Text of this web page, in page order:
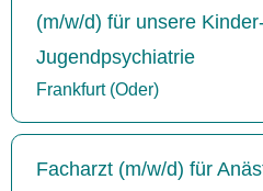
(m/w/d) für unsere
Jugendpsychiatrie
Frankfurt (Oder)
Facharzt (m/w/d) für